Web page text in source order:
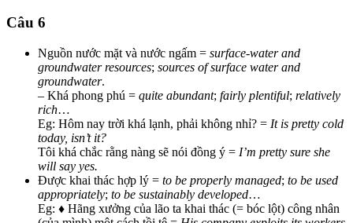
Câu 6
Nguồn nước mặt và nước ngấm = surface-water and
groundwater resources; sources of surface water and
groundwater.
– Khá phong phú = quite abundant; fairly plentiful; relatively
rich…
Eg: Hôm nay trời khá lạnh, phải không nhỉ? = It is pretty cold
today, isn’t it?
Tôi khá chắc rằng nàng sẽ nói đồng ý = I’m pretty sure she
will say yes.
Được khai thác hợp lý = to be properly managed; to be used
appropriately; to be sustainably developed…
Eg: ♦ Hãng xưởng của lão ta khai thác (= bóc lột) công nhân